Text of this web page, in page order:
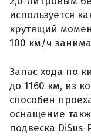
используется
крутящий
100 км/ч
Запас хода по
до 1160 км, из
способен
оснащение
подвеска